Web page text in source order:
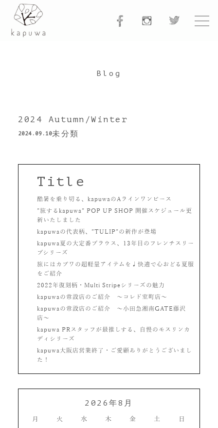
Blog
2024 Autumn/Winter
2024.09.10未分類
Title
酷暑を乗り切る、kapuwaのAラインワンピース
”旅するkapuwa” POP UP SHOP 開催スケジュール更
新いたしました
kapuwaの代表柄、”TULIP”の新作が登場
kapuwa夏の大定番ブラウス、13年目のフレンチスリー
ブシリーズ
旅にはカプワの超軽量アイテムを♩快適で心おどる夏服
をご紹介
2022年復刻柄・Multi Stripeシリーズの魅力
kapuwaの常設店のご紹介 〜コレド室町店〜
kapuwaの常設店のご紹介 〜小田急湘南GATE藤沢
店〜
kapuwa PRスタッフが最推しする、自慢のモスリンカ
ディシリーズ
kapuwa大阪店営業終了・ご愛顧ありがとうございまし
た！
2026年8月
月 火 水 木 金 土 日